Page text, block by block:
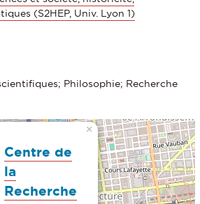
(S2HEP, Univ. Lyon 1)
Philosophie; Recherche
Centre de
la
Recherche
×